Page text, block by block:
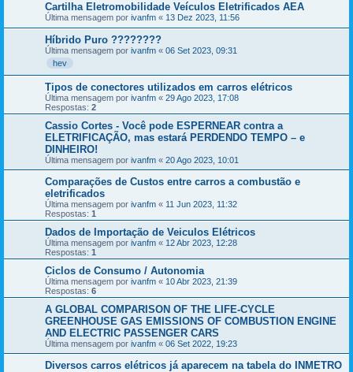
Cartilha Eletromobilidade Veículos Eletrificados AEA
Última mensagem por ivanfm « 13 Dez 2023, 11:56
Híbrido Puro ????????
Última mensagem por ivanfm « 06 Set 2023, 09:31
hev
Tipos de conectores utilizados em carros elétricos
Última mensagem por ivanfm « 29 Ago 2023, 17:08
Respostas: 2
Cassio Cortes - Você pode ESPERNEAR contra a
ELETRIFICAÇÃO, mas estará PERDENDO TEMPO – e
DINHEIRO!
Última mensagem por ivanfm « 20 Ago 2023, 10:01
Comparações de Custos entre carros a combustão e
eletrificados
Última mensagem por ivanfm « 11 Jun 2023, 11:32
Respostas: 1
Dados de Importação de Veiculos Elétricos
Última mensagem por ivanfm « 12 Abr 2023, 12:28
Respostas: 1
Ciclos de Consumo / Autonomia
Última mensagem por ivanfm « 10 Abr 2023, 21:39
Respostas: 6
A GLOBAL COMPARISON OF THE LIFE-CYCLE
GREENHOUSE GAS EMISSIONS OF COMBUSTION ENGINE
AND ELECTRIC PASSENGER CARS
Última mensagem por ivanfm « 06 Set 2022, 19:23
Diversos carros elétricos já aparecem na tabela do INMETRO